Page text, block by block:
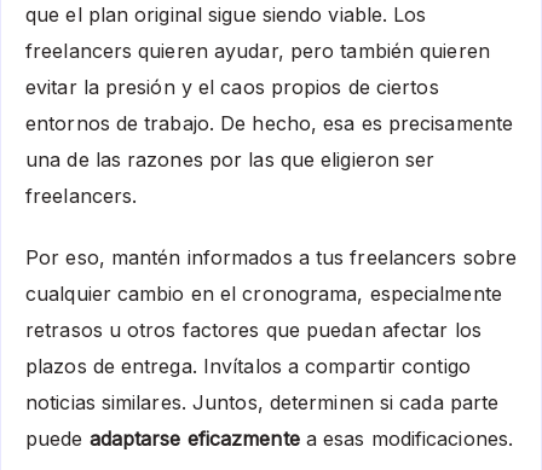
que el plan original sigue siendo viable. Los
freelancers quieren ayudar, pero también quieren
evitar la presión y el caos propios de ciertos
entornos de trabajo. De hecho, esa es precisamente
una de las razones por las que eligieron ser
freelancers.
Por eso, mantén informados a tus freelancers sobre
cualquier cambio en el cronograma, especialmente
retrasos u otros factores que puedan afectar los
plazos de entrega. Invítalos a compartir contigo
noticias similares. Juntos, determinen si cada parte
puede adaptarse eficazmentea esas modificaciones.